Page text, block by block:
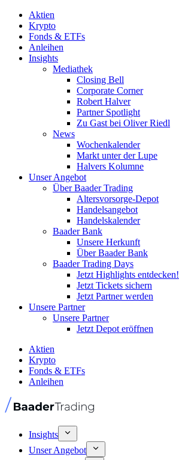
Aktien
Krypto
Fonds & ETFs
Anleihen
Insights
Mediathek
Closing Bell
Corporate Corner
Robert Halver
Partner Spotlight
Zu Gast bei Oliver Riedl
News
Wochenkalender
Markt unter der Lupe
Halvers Kolumne
Unser Angebot
Über Baader Trading
Altersvorsorge-Depot
Handelsangebot
Handelskalender
Baader Bank
Unsere Herkunft
Über Baader Bank
Baader Trading Days
Jetzt Highlights entdecken!
Jetzt Tickets sichern
Jetzt Partner werden
Unsere Partner
Unsere Partner
Jetzt Depot eröffnen
Aktien
Krypto
Fonds & ETFs
Anleihen
Insights
Unser Angebot